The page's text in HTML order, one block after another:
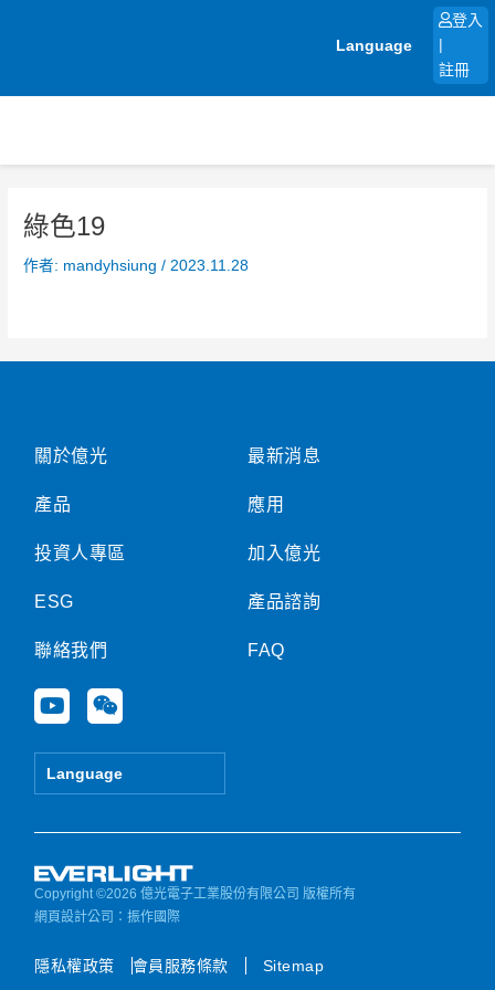
Language
登入
註冊
綠色19
作者: mandyhsiung/ 2023.11.28
關於億光
產品
投資人專區
ESG
聯絡我們
Y
o
u
e
W
e
i
Language
最新消息
應用
加入億光
產品諮詢
FAQ
Copyright ©2026 億光電子工業股份有限公司 版權所有
網頁設計公司 ：振作國際
隱私權政策 會員服務條款 Sitemap